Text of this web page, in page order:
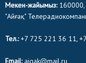
Мекен-жайымыз:160000,
"Айғақ"
Тел.:+7 725 221 36 11,
Email:aigak@mail.ru